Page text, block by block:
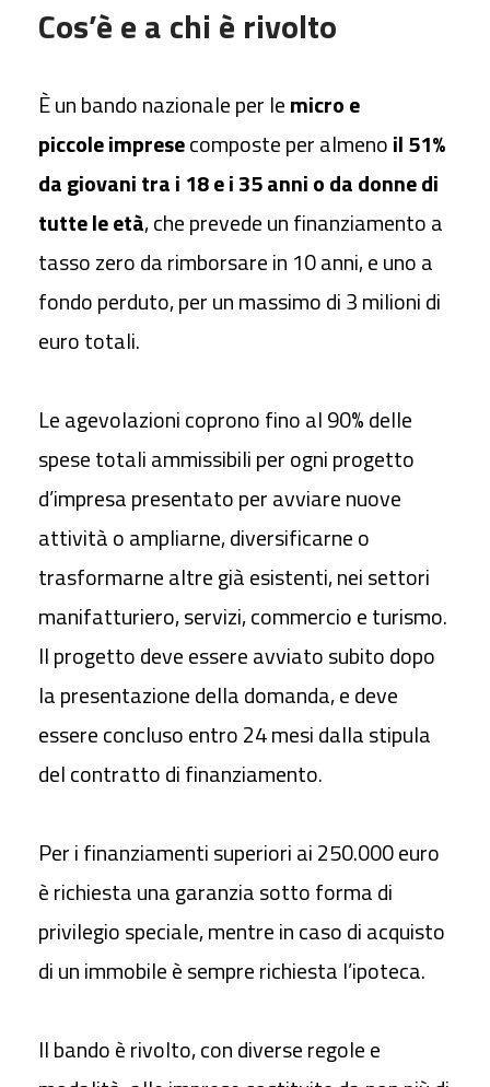
Cos’è e a chi è rivolto
È un bando nazionale per lemicro e
piccole impresecomposte per almenoil 51%
da giovani tra i 18 e i 35 anni o da donne di
tutte le età, che prevede un finanziamento a
tasso zero da rimborsare in 10 anni, e uno a
fondo perduto, per un massimo di 3 milioni di
euro totali.
Le agevolazioni coprono fino al90% delle
spese totali ammissibili per ogni progetto
d’impresa presentatoper avviare nuove
attività o ampliarne, diversificarne o
trasformarne altre già esistenti, nei settori
manifatturiero, servizi, commercio e turismo.
Il progetto deve essereavviato subito dopo
la presentazione della domanda, e deve
essereconcluso entro 24 mesi dalla stipula
del contratto di finanziamento.
Per i finanziamentisuperiori ai 250.000 euro
è richiesta una garanziasotto forma di
privilegio speciale, mentre in caso di acquisto
di unimmobile è sempre richiesta l’ipoteca.
Il bando è rivolto, con diverse regole e